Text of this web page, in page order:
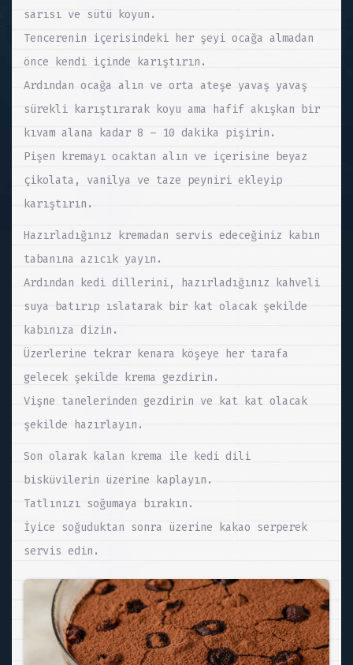
sarısı ve sütü koyun.
Tencerenin içerisindeki her şeyi ocağa almadan
önce kendi içinde karıştırın.
Ardından ocağa alın ve orta ateşe yavaş yavaş
sürekli karıştırarak koyu ama hafif akışkan bir
kıvam alana kadar 8 – 10 dakika pişirin.
Pişen kremayı ocaktan alın ve içerisine beyaz
çikolata, vanilya ve taze peyniri ekleyip
karıştırın.
Hazırladığınız kremadan servis edeceğiniz kabın
tabanına azıcık yayın.
Ardından kedi dillerini, hazırladığınız kahveli
suya batırıp ıslatarak bir kat olacak şekilde
kabınıza dizin.
Üzerlerine tekrar kenara köşeye her tarafa
gelecek şekilde krema gezdirin.
Vişne tanelerinden gezdirin ve kat kat olacak
şekilde hazırlayın.
Son olarak kalan krema ile kedi dili
bisküvilerin üzerine kaplayın.
Tatlınızı soğumaya bırakın.
İyice soğuduktan sonra üzerine kakao serperek
servis edin.